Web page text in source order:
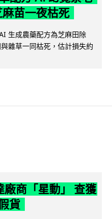
苗一夜枯死
生成農藥配方為芝麻田除
雜草一同枯死，估計損失約
廠商「星動」 查獲
貨